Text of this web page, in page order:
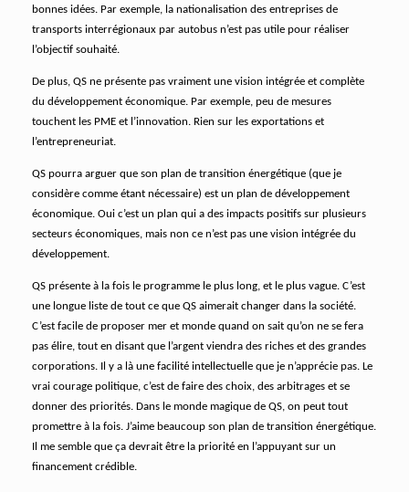
bonnes idées. Par exemple, la nationalisation des entreprises de
transports interrégionaux par autobus n’est pas utile pour réaliser
l’objectif souhaité.
De plus, QS ne présente pas vraiment une vision intégrée et complète
du développement économique. Par exemple, peu de mesures
touchent les PME et l’innovation. Rien sur les exportations et
l’entrepreneuriat.
QS pourra arguer que son plan de transition énergétique (que je
considère comme étant nécessaire) est un plan de développement
économique. Oui c’est un plan qui a des impacts positifs sur plusieurs
secteurs économiques, mais non ce n’est pas une vision intégrée du
développement.
QS présente à la fois le programme le plus long, et le plus vague. C’est
une longue liste de tout ce que QS aimerait changer dans la société.
C’est facile de proposer mer et monde quand on sait qu’on ne se fera
pas élire, tout en disant que l’argent viendra des riches et des grandes
corporations. Il y a là une facilité intellectuelle que je n’apprécie pas. Le
vrai courage politique, c’est de faire des choix, des arbitrages et se
donner des priorités. Dans le monde magique de QS, on peut tout
promettre à la fois. J’aime beaucoup son plan de transition énergétique.
Il me semble que ça devrait être la priorité en l’appuyant sur un
financement crédible.